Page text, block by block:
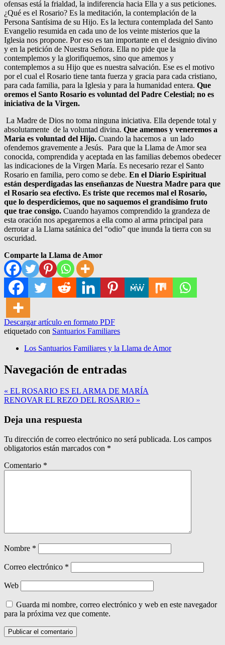
ofensas está la frialdad, la indiferencia hacia Ella y a sus peticiones.
¿Qué es el Rosario? Es la meditación, la contemplación de la
Persona Santísima de su Hijo. Es la lectura contemplada del Santo
Evangelio resumida en cada uno de los veinte misterios que la
Iglesia nos propone. Por eso es tan importante en el designio divino
y en la petición de Nuestra Señora. Ella no pide que la
contemplemos y la glorifiquemos, sino que amemos y
contemplemos a su Hijo que es nuestra salvación. Ese es el motivo
por el cual el Rosario tiene tanta fuerza y gracia para cada cristiano,
para cada familia, para la Iglesia y para la humanidad entera. Que
oremos el Santo Rosario es voluntad del Padre Celestial; no es
iniciativa de la Virgen.
La Madre de Dios no toma ninguna iniciativa. Ella depende total y
absolutamente de la voluntad divina. Que amemos y veneremos a
María es voluntad del Hijo. Cuando la hacemos a un lado
ofendemos gravemente a Jesús. Para que la Llama de Amor sea
conocida, comprendida y aceptada en las familias debemos obedecer
las indicaciones de la Virgen María. Es necesario rezar el Santo
Rosario en familia, pero como se debe. En el Diario Espiritual
están desperdigadas las enseñanzas de Nuestra Madre para que
el Rosario sea efectivo. Es triste que recemos mal el Rosario,
que lo desperdiciemos, que no saquemos el grandísimo fruto
que trae consigo. Cuando hayamos comprendido la grandeza de
esta oración nos apegaremos a ella como al arma principal para
derrotar a la Llama satánica del “odio” que inunda la tierra con su
oscuridad.
Comparte la Llama de Amor
Descargar artículo en formato PDF
etiquetado con Santuarios Familiares
Los Santuarios Familiares y la Llama de Amor
Navegación de entradas
« EL ROSARIO ES EL ARMA DE MARÍA
RENOVAR EL REZO DEL ROSARIO »
Deja una respuesta
Tu dirección de correo electrónico no será publicada. Los campos
obligatorios están marcados con *
Comentario *
Nombre *
Correo electrónico *
Web
Guarda mi nombre, correo electrónico y web en este navegador
para la próxima vez que comente.